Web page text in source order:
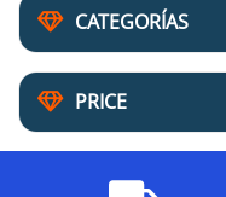
CATEGORÍAS
PRICE